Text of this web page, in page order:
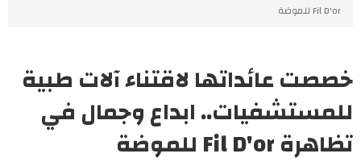
Fil D'or للموضة
خصصت عائداتها لاقتناء آلات طبية
للمستشفيات.. ابداع وجمال في
تظاهرة Fil D'or للموضة